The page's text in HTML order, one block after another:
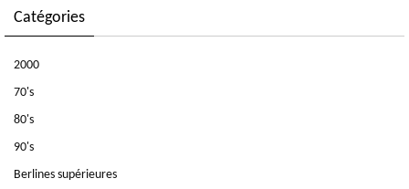
Catégories
2000
70's
80's
90's
Berlines supérieures